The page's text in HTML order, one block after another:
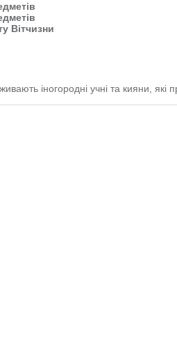
Вітчизни
іногородні учні та кияни, які